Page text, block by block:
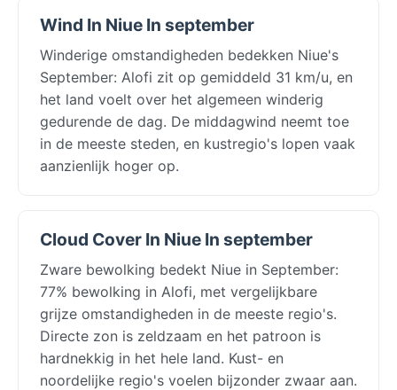
Wind In Niue In september
Winderige omstandigheden bedekken Niue's
September: Alofi zit op gemiddeld 31 km/u, en
het land voelt over het algemeen winderig
gedurende de dag. De middagwind neemt toe
in de meeste steden, en kustregio's lopen vaak
aanzienlijk hoger op.
Cloud Cover In Niue In september
Zware bewolking bedekt Niue in September:
77% bewolking in Alofi, met vergelijkbare
grijze omstandigheden in de meeste regio's.
Directe zon is zeldzaam en het patroon is
hardnekkig in het hele land. Kust- en
noordelijke regio's voelen bijzonder zwaar aan.